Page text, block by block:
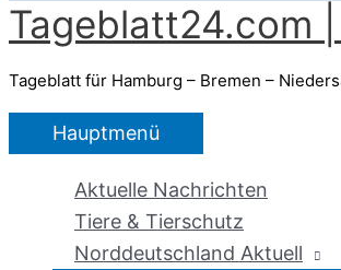
Tageblatt24.com
Tageblatt für Hamburg – Bremen –
Hauptmenü
Aktuelle Nachrichten
Tiere & Tierschutz
Norddeutschland Aktuell